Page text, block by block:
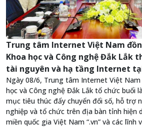
Trung tâm Internet Việt Nam
Khoa học và Công nghệ Đắk Lắk
tài nguyên và hạ tầng Internet
Ngày 08/6, Trung tâm Internet Việt Nam
học và Công nghệ Đắk Lắk tổ chức buổi
mục tiêu thúc đẩy chuyển đổi số, hỗ trợ
nghiệp và tổ chức trên địa bàn tỉnh hiện
miền quốc gia Việt Nam “.vn” và các lĩnh